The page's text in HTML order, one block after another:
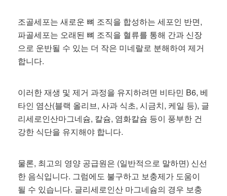
조골세포는 새로운 뼈 조직을 합성하는 세포인 반면,
파골세포는 오래된 뼈 조직을 혈류를 통해 간과 신장
으로 운반될 수 있는 더 작은 미네랄로 분해하여 제거
합니다.
이러한 재생 및 제거 과정을 유지하려면 비타민 B6, 베
타인 염산(블랙 올리브, 사과 식초, 시금치, 케일 등), 글
리세로인산마그네슘, 칼슘, 염화칼슘 등이 풍부한 건
강한 식단을 유지해야 합니다.
물론, 최고의 영양 공급원은 (일반적으로 말하면) 신선
한 음식입니다. 그럼에도 불구하고 보충제가 도움이
될 수 있습니다. 글리세로인산 마그네슘의 경우 보충